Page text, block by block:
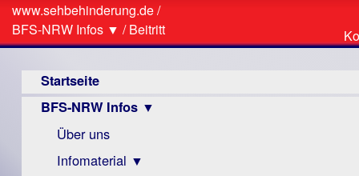
Sie
sind
hier
www.sehbehinderung.de/
BFS-NRW Infos ▼ /Beitritt
Startseite
BFS-NRW Infos ▼
Über uns
Infomaterial ▼